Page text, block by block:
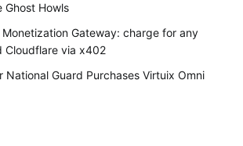
Ghost Howls
Gateway: charge for any
Cloudflare via x402
National Guard Purchases Virtuix Omni